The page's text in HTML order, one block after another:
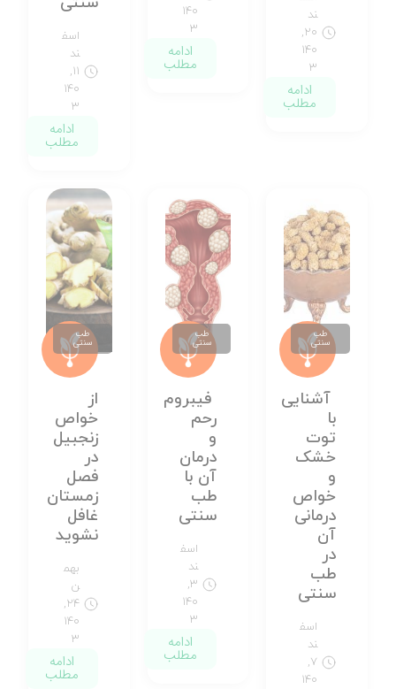
ند
۲۰,
۱۴۰
۳
ادامه
مطلب
۱۴۰
۳
ادامه
مطلب
اسف
ند
۱۱,
۱۴۰
۳
ادامه
مطلب
طب
سنتی
آشنایی
با
توت
خشک
و
خواص
درمانی
آن
در
طب
سنتی
اسف
ند
۷,
۱۴۰
طب
سنتی
فیبروم
رحم
و
درمان
آن با
طب
سنتی
اسف
ند
۳,
۱۴۰
۳
ادامه
مطلب
طب
سنتی
از
خواص
زنجبیل
در
فصل
زمستان
غافل
نشوید
بهم
ن
۲۴,
۱۴۰
۳
ادامه
مطلب